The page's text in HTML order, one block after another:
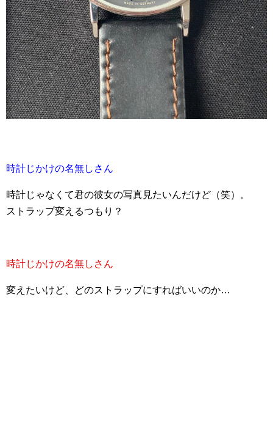
時計じかけの名無しさん
時計じゃなくて君の彼女の写真見たいんだけど（笑）。
ストラップ変えるつもり？
時計じかけの名無しさん
変えたいけど、どのストラップにすればいいのか…